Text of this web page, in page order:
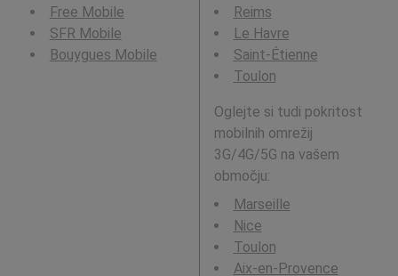
Free Mobile
SFR Mobile
Bouygues Mobile
Reims
Le Havre
Saint-Étienne
Toulon
Oglejte si tudi pokritost
mobilnih omrežij
3G/4G/5G na vašem
območju:
Marseille
Nice
Toulon
Aix-en-Provence